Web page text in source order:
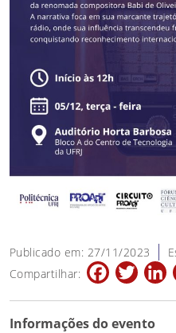
Publicado em: 27/11/2023
Compartilhar:
Facebook
Informações do evento